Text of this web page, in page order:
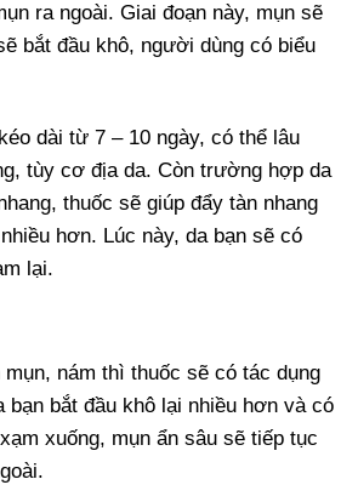
ra ngoài. Giai đoạn này, mụn sẽ
bắt đầu khô, người dùng có biểu
dài từ 7 – 10 ngày, có thể lâu
tùy cơ địa da. Còn trường hợp da
thuốc sẽ giúp đẩy tàn nhang
hơn. Lúc này, da bạn sẽ có
lại.
nám thì thuốc sẽ có tác dụng
bạn bắt đầu khô lại nhiều hơn và có
xuống, mụn ẩn sâu sẽ tiếp tục